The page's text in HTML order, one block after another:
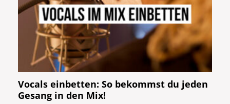
Vocals einbetten: So bekommst du jeden
Gesang in den Mix!